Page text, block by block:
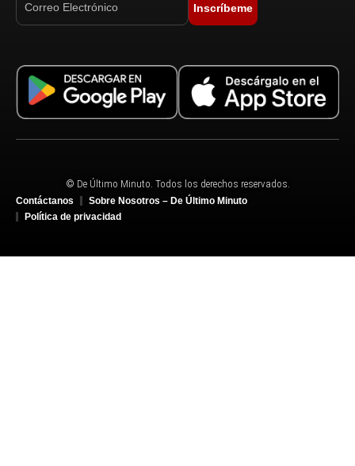
Inscríbeme
© De Último Minuto. Todos los derechos reservados.
Contáctanos
Sobre Nosotros – De Último Minuto
Política de privacidad